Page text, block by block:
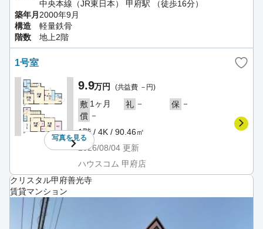
中央本線（JR東日本） 甲府駅 （徒歩16分）
築年月 2000年9月
構造
軽量鉄骨
階数
地上2階
1号室
写真を見る
9.9万円 (共益費 －円)
敷 1ヶ月 礼 － 保 －
償 －
1階 / 4K / 90.46㎡
2026/08/04 更新
ハウスコム 甲府店
クリスタル甲府善光寺
賃貸マンション